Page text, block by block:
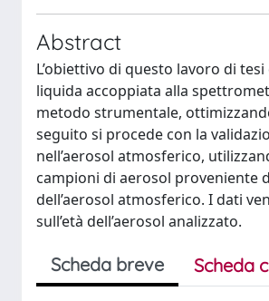
Abstract
L’obiettivo di questo lavoro di
liquida accoppiata alla
metodo strumentale,
seguito si procede con la
nell’aerosol atmosferico,
campioni di aerosol proveniente
dell’aerosol atmosferico. I dati
sull’età dell’aerosol analizzato.
Scheda breve Scheda